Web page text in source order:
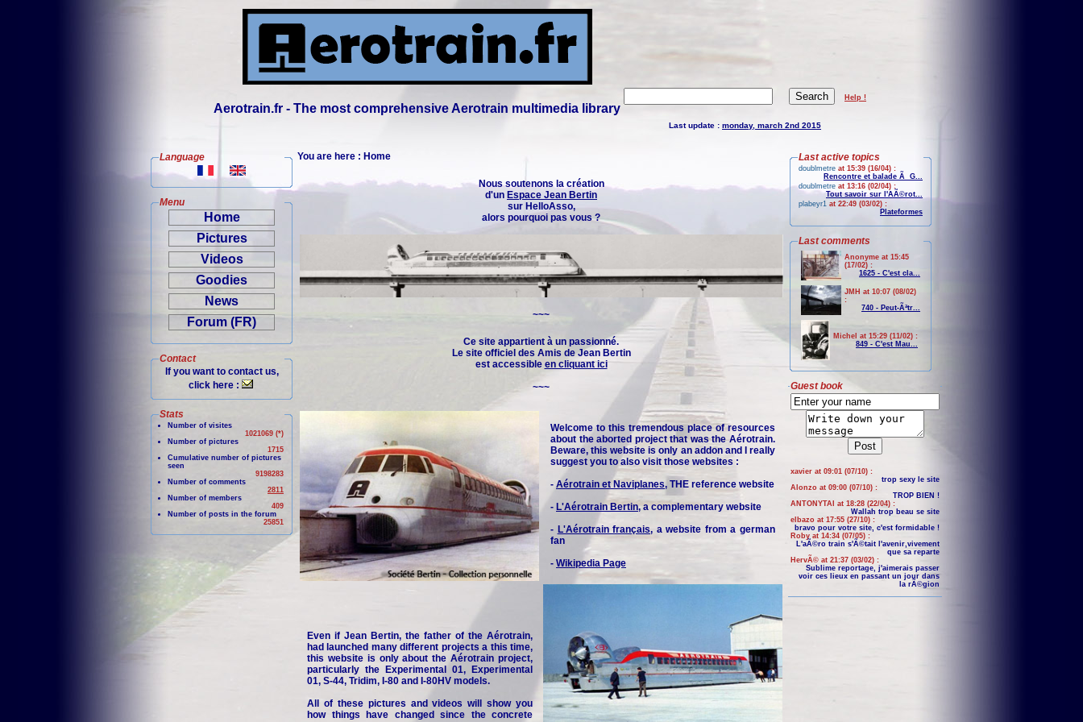
Aerotrain.fr - The most comprehensive Aerotrain multimedia library
Help !
Last update : monday, march 2nd 2015
Language
Menu
Home
Pictures
Videos
Goodies
News
Forum (FR)
Contact
If you want to contact us,
click here :
Stats
Number of visites
1021069 (*)
Number of pictures
1715
Cumulative number of pictures
seen
9198283
Number of comments
2811
Number of members
409
Number of posts in the forum
25851
You are here : Home
Nous soutenons la création
d'un Espace Jean Bertin
sur HelloAsso,
alors pourquoi pas vous ?
~~~
Ce site appartient à un passionné.
Le site officiel des Amis de Jean Bertin
est accessible en cliquant ici
~~~
Welcome to this tremendous place of resources
about the aborted project that was the Aérotrain.
Beware, this website is only an addon and I really
suggest you to also visit those websites :
- Aérotrain et Naviplanes, THE reference website
- L'Aérotrain Bertin, a complementary website
- L'Aérotrain français, a website from a german
fan
- Wikipedia Page
Even if Jean Bertin, the father of the Aérotrain,
had launched many different projects a this time,
this website is only about the Aérotrain project,
particularly the Experimental 01, Experimental
01, S-44, Tridim, I-80 and I-80HV models.
All of these pictures and videos will show you
how things have changed since the concrete
Last active topics
doublmetre at 15:39 (16/04) :
Rencontre et balade Ã G...
doublmetre at 13:16 (02/04) :
Tout savoir sur l'AÃ©rot...
plabeyr1 at 22:49 (03/02) :
Plateformes
Last comments
Anonyme at 15:45
(17/02) :
1625 - C'est cla...
JMH at 10:07 (08/02)
:
740 - Peut-Ãªtr...
Michel at 15:29 (11/02) :
849 - C'est Mau...
Guest book
xavier at 09:01 (07/10) :
trop sexy le site
Alonzo at 09:00 (07/10) :
TROP BIEN !
ANTONYTAI at 18:28 (22/04) :
Wallah trop beau se site
elbazo at 17:55 (27/10) :
bravo pour votre site, c'est formidable !
Roby at 14:34 (07/05) :
L'aÃ©ro train s'Ã©tait l'avenir,vivement
que sa reparte
HervÃ© at 21:37 (03/02) :
Sublime reportage, j'aimerais passer
voir ces lieux en passant un jour dans
la rÃ©gion